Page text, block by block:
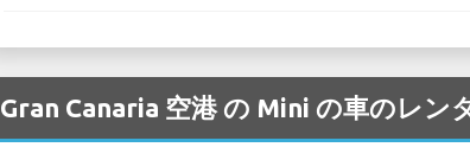
Gran Canaria 空港 の Mini の車のレン